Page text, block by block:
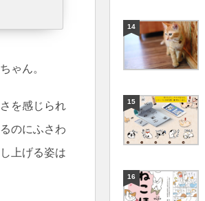
ゃん。
を感じられ
のにふさわ
上げる姿は
14
15
16